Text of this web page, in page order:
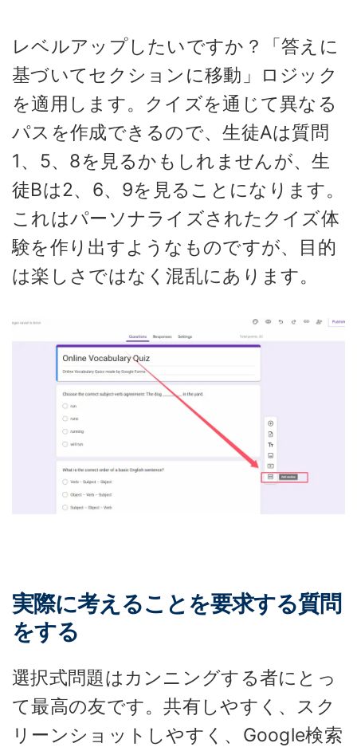
レベルアップしたいですか？「答えに
基づいてセクションに移動」ロジック
を適用します。クイズを通じて異なる
パスを作成できるので、生徒Aは質問
1、5、8を見るかもしれませんが、生
徒Bは2、6、9を見ることになります。
これはパーソナライズされたクイズ体
験を作り出すようなものですが、目的
は楽しさではなく混乱にあります。
実際に考えることを要求する質問
をする
選択式問題はカンニングする者にとっ
て最高の友です。共有しやすく、スク
リーンショットしやすく、Google検索